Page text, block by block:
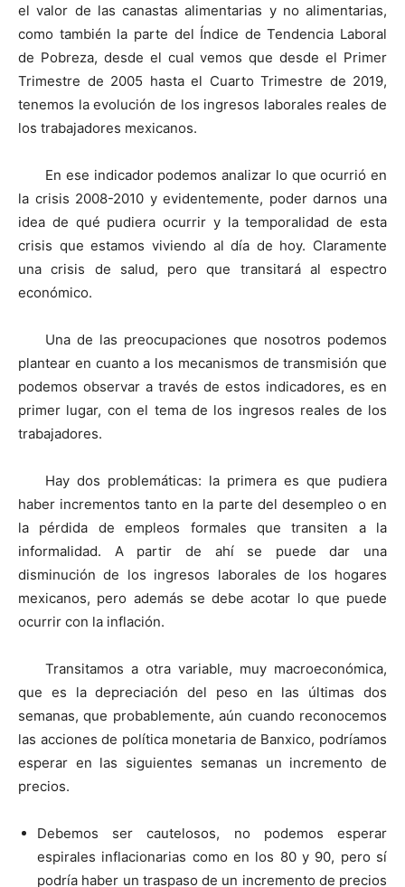
el valor de las canastas alimentarias y no alimentarias,
como también la parte del Índice de Tendencia Laboral
de Pobreza, desde el cual vemos que desde el Primer
Trimestre de 2005 hasta el Cuarto Trimestre de 2019,
tenemos la evolución de los ingresos laborales reales de
los trabajadores mexicanos.
En ese indicador podemos analizar lo que ocurrió en
la crisis 2008-2010 y evidentemente, poder darnos una
idea de qué pudiera ocurrir y la temporalidad de esta
crisis que estamos viviendo al día de hoy. Claramente
una crisis de salud, pero que transitará al espectro
económico.
Una de las preocupaciones que nosotros podemos
plantear en cuanto a los mecanismos de transmisión que
podemos observar a través de estos indicadores, es en
primer lugar, con el tema de los ingresos reales de los
trabajadores.
Hay dos problemáticas: la primera es que pudiera
haber incrementos tanto en la parte del desempleo o en
la pérdida de empleos formales que transiten a la
informalidad. A partir de ahí se puede dar una
disminución de los ingresos laborales de los hogares
mexicanos, pero además se debe acotar lo que puede
ocurrir con la inflación.
Transitamos a otra variable, muy macroeconómica,
que es la depreciación del peso en las últimas dos
semanas, que probablemente, aún cuando reconocemos
las acciones de política monetaria de Banxico, podríamos
esperar en las siguientes semanas un incremento de
precios.
Debemos ser cautelosos, no podemos esperar
espirales inflacionarias como en los 80 y 90, pero sí
podría haber un traspaso de un incremento de precios